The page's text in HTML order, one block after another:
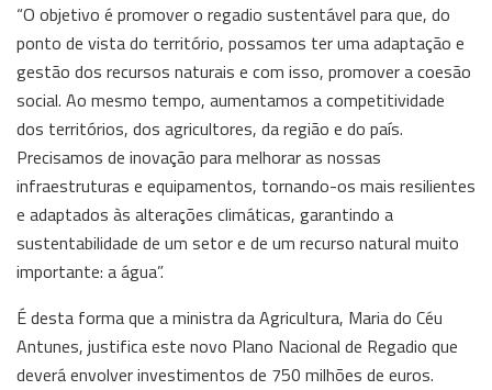
“O objetivo é promover o regadio sustentável para que, do
ponto de vista do território, possamos ter uma adaptação e
gestão dos recursos naturais e com isso, promover a coesão
social. Ao mesmo tempo, aumentamos a competitividade
dos territórios, dos agricultores, da região e do país.
Precisamos de inovação para melhorar as nossas
infraestruturas e equipamentos, tornando-os mais resilientes
e adaptados às alterações climáticas, garantindo a
sustentabilidade de um setor e de um recurso natural muito
importante: a água”.
É desta forma que a ministra da Agricultura, Maria do Céu
Antunes, justifica este novo Plano Nacional de Regadio que
deverá envolver investimentos de 750 milhões de euros.